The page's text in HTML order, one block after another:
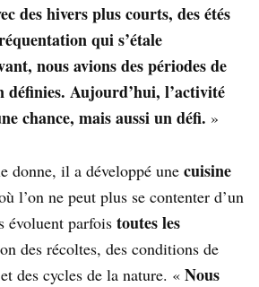
des hivers plus courts, des étés
qui s’étale
nous avions des périodes de
définies. Aujourd’hui, l’activité
chance, mais aussi un défi. »
donne, il a développé une cuisine
l’on ne peut plus se contenter d’un
évoluent parfois toutes les
des récoltes, des conditions de
des cycles de la nature. « Nous